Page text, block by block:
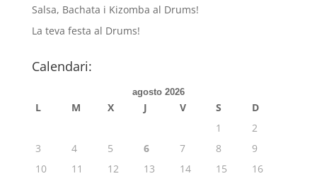
Salsa, Bachata i Kizomba al Drums!
La teva festa al Drums!
Calendari:
agosto 2026
L M X J V S
D
1
2
3
4 5 6 7 8
9
10
11 12 13 14 15
16